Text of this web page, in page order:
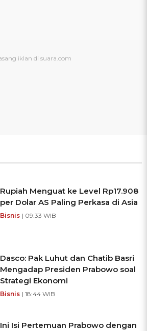
Rupiah Menguat ke Level Rp17.908
per Dolar AS Paling Perkasa di Asia
Bisnis | 09:33 WIB
Dasco: Pak Luhut dan Chatib Basri
Mengadap Presiden Prabowo soal
Strategi Ekonomi
Bisnis | 18:44 WIB
Ini Isi Pertemuan Prabowo dengan